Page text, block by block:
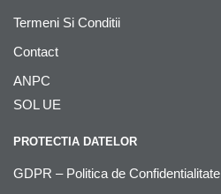
Termeni Si Conditii
Contact
ANPC
SOL UE
PROTECTIA DATELOR
GDPR – Politica de Confidentialitate